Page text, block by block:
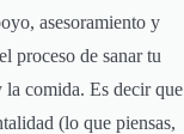
asesoramiento y
proceso de sanar tu
comida. Es decir que
(lo que piensas,